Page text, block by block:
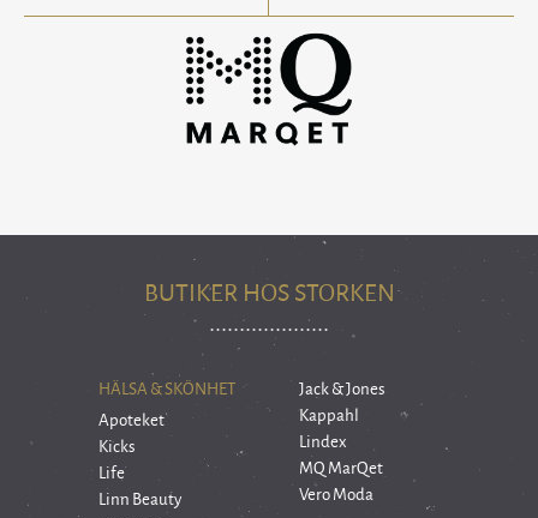
BUTIKER HOS STORKEN
HÄLSA & SKÖNHET
Apoteket
Kicks
Life
Linn Beauty
Jack & Jones
Kappahl
Lindex
MQ MarQet
Vero Moda